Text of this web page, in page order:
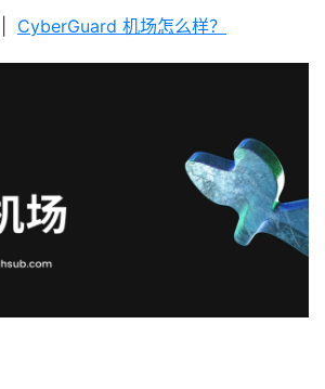
CyberGuard 机场怎么样？